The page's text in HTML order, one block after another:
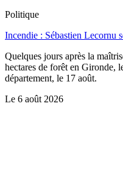
Politique
Incendie : Sébastien Lecornu
Quelques jours après la
hectares de forêt en Gironde,
département, le 17 août.
Le 6 août 2026